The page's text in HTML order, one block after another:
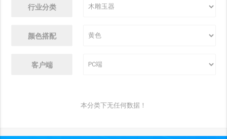
行业分类
颜色搭配
客户端
本分类下无任何数据！